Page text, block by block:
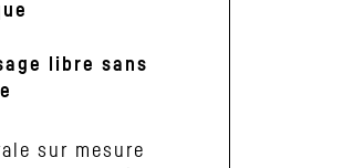
libre sans
sur mesure